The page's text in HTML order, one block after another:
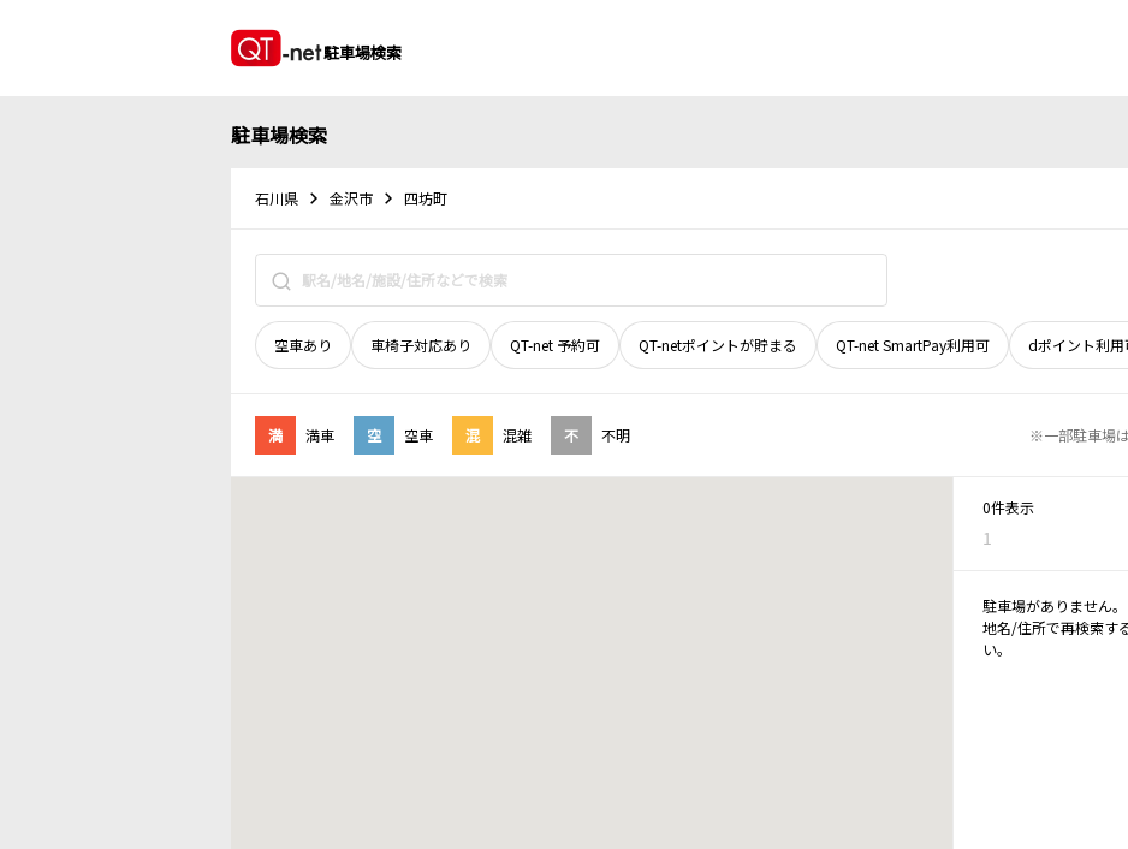
駐車場検索
駐車場検索
石川県 金沢市 四坊町
空車あり 車椅子対応あり QT-net 予約可 QT-netポイントが貯まる QT-net SmartPay利用可 dポイント利用
満 満車 空 空車 混 混雑 不 不明 ※一部駐車場
0件表示
1
駐車場がありません。
地名/住所で再検索す
い。